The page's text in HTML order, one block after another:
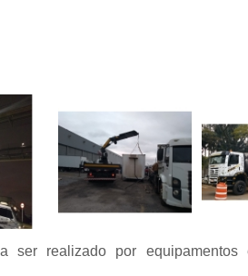
Locação de Guindaste para
Locação de Guindaste
Locação de Guindastes
Locação de
Remoção de
ser realizado por equipamentos